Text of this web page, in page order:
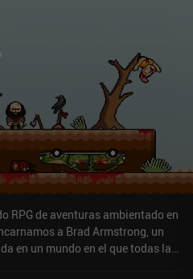
RPG de aventuras ambientado en
a Brad Armstrong, un
en un mundo en el que todas las